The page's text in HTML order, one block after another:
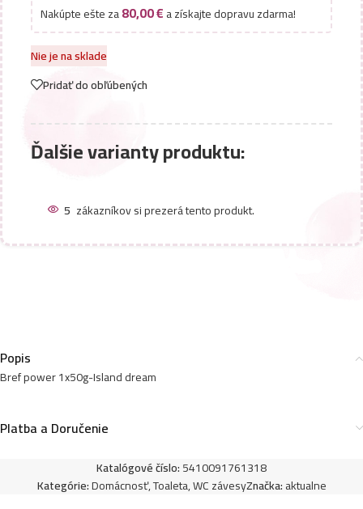
Nakúpte ešte za80,00€a získajte dopravu zdarma!
Nie je na sklade
Pridať do obľúbených
Ďalšie varianty produktu:
5 zákazníkov si prezerá tento produkt.
Popis
Bref power 1x50g-Island dream
Platba a Doručenie
Katalógové číslo:5410091761318
Kategórie:Domácnosť,Toaleta,WC závesyZnačka:aktualne